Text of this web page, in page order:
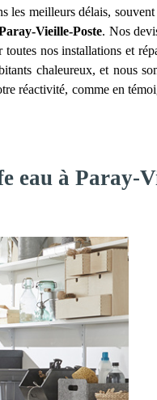
les meilleurs délais,
Vieille-Poste. Nos
nos installations et
chaleureux, et nous
réactivité, comme en
eau à Paray-